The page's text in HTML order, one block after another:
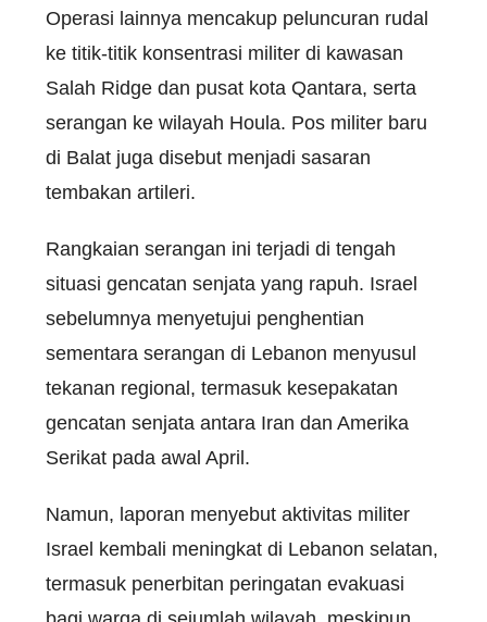
Operasi lainnya mencakup peluncuran rudal
ke titik-titik konsentrasi militer di kawasan
Salah Ridge dan pusat kota Qantara, serta
serangan ke wilayah Houla. Pos militer baru
di Balat juga disebut menjadi sasaran
tembakan artileri.
Rangkaian serangan ini terjadi di tengah
situasi gencatan senjata yang rapuh. Israel
sebelumnya menyetujui penghentian
sementara serangan di Lebanon menyusul
tekanan regional, termasuk kesepakatan
gencatan senjata antara Iran dan Amerika
Serikat pada awal April.
Namun, laporan menyebut aktivitas militer
Israel kembali meningkat di Lebanon selatan,
termasuk penerbitan peringatan evakuasi